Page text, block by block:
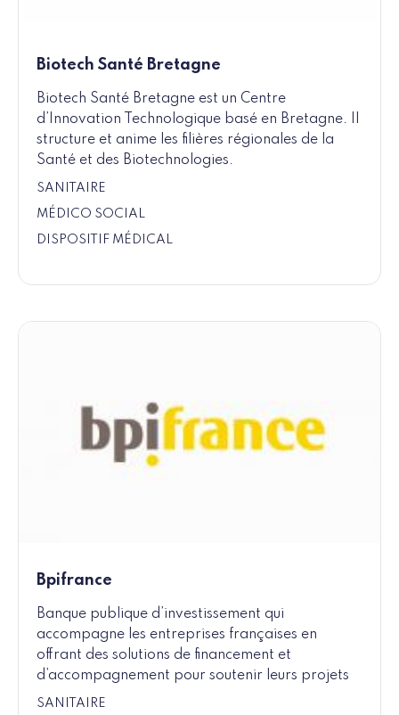
Biotech Santé Bretagne
Biotech Santé Bretagne est un Centre
d’Innovation Technologique basé en Bretagne. Il
structure et anime les filières régionales de la
Santé et des Biotechnologies.
SANITAIRE
MÉDICO SOCIAL
DISPOSITIF MÉDICAL
Bpifrance
Banque publique d’investissement qui
accompagne les entreprises françaises en
offrant des solutions de financement et
d’accompagnement pour soutenir leurs projets
SANITAIRE